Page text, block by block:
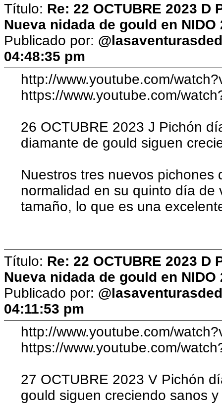
Título: Re: 22 OCTUBRE 2023
Nueva nidada de gould en NIDO
Publicado por:
04:48:35 pm
http://www.youtube.com/
https://www.youtube.com/
26 OCTUBRE 2023 J Pichón
diamante de gould siguen
Nuestros tres nuevos
normalidad en su quinto día de
tamaño, lo que es una
Título: Re: 22 OCTUBRE 2023
Nueva nidada de gould en NIDO
Publicado por:
04:11:53 pm
http://www.youtube.com/
https://www.youtube.com/
27 OCTUBRE 2023 V Pichón
gould siguen creciendo sanos